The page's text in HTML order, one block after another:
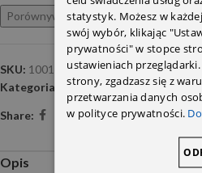
Porównywarka Ulubione
SKU: 10010712 -1L
Kategoria:
Oleje silnikowe
Share:
Opis
statystyk. Możesz w
swój wybór, klikając
prywatności" w stopce
ustawieniach
strony, zgadzasz się z
przetwarzania danych
w polityce prywatności.